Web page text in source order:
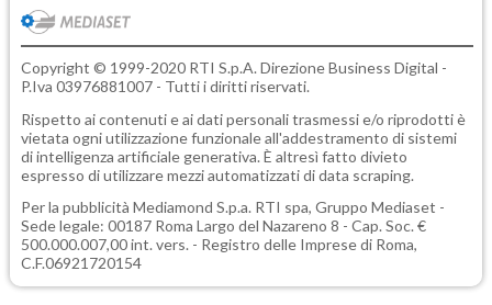
Copyright © 1999-2020 RTI S.p.A. Direzione Business Digital -
P.Iva 03976881007 - Tutti i diritti riservati.
Rispetto ai contenuti e ai dati personali trasmessi e/o riprodotti è
vietata ogni utilizzazione funzionale all'addestramento di sistemi
di intelligenza artificiale generativa. È altresì fatto divieto
espresso di utilizzare mezzi automatizzati di data scraping.
Per la pubblicità Mediamond S.p.a. RTI spa, Gruppo Mediaset -
Sede legale: 00187 Roma Largo del Nazareno 8 - Cap. Soc. €
500.000.007,00 int. vers. - Registro delle Imprese di Roma,
C.F.06921720154